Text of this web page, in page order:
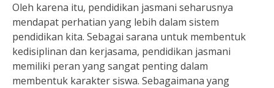
Oleh karena itu, pendidikan jasmani seharusnya
mendapat perhatian yang lebih dalam sistem
pendidikan kita. Sebagai sarana untuk membentuk
kedisiplinan dan kerjasama, pendidikan jasmani
memiliki peran yang sangat penting dalam
membentuk karakter siswa. Sebagaimana yang